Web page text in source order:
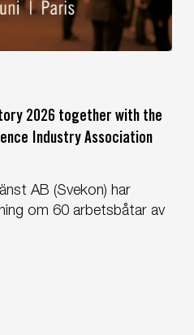
2026 together with the
Industry Association
AB (Svekon) har
om 60 arbetsbåtar av